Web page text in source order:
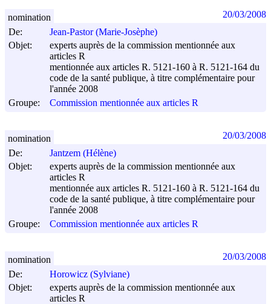
De:
Jean-Pastor (Marie-Josèphe)
Objet:
experts auprès de la commission mentionnée aux
articles R
mentionnée aux articles R. 5121-160 à R. 5121-164 du
code de la santé publique, à titre complémentaire pour
l'année 2008
Groupe:
Commission mentionnée aux articles R
nomination 20/03/2008
De:
Jantzem (Hélène)
Objet:
experts auprès de la commission mentionnée aux
articles R
mentionnée aux articles R. 5121-160 à R. 5121-164 du
code de la santé publique, à titre complémentaire pour
l'année 2008
Groupe:
Commission mentionnée aux articles R
nomination 20/03/2008
De:
Horowicz (Sylviane)
Objet:
experts auprès de la commission mentionnée aux
articles R
nomination 20/03/2008